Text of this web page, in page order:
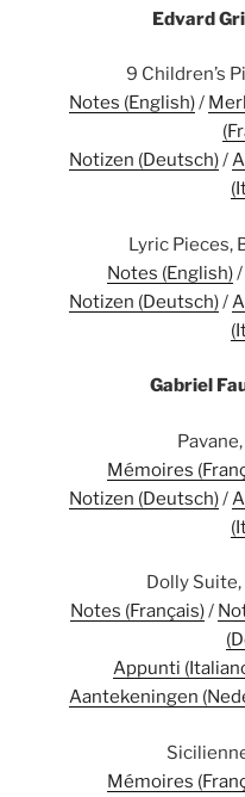
Edvard
9 Children’s
Notes (English)/
Notizen (Deutsch)/
Lyric Pieces,
Notes (English)/
Notizen (Deutsch)/
Gabriel
Mémoires
Notizen (Deutsch)/
Dolly
Notes (Français)/
Appunti
Aantekeningen
Mémoires